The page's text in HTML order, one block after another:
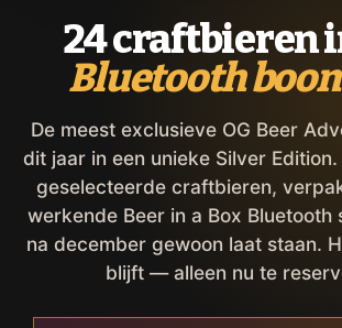
24 craftbieren
Bluetooth
De meest exclusieve OG Beer
dit jaar in een unieke Silver
geselecteerde craftbieren,
werkende Beer in a Box Bluetooth
na december gewoon laat staan.
blijft — alleen nu te